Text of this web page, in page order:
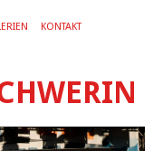
KONTAKT